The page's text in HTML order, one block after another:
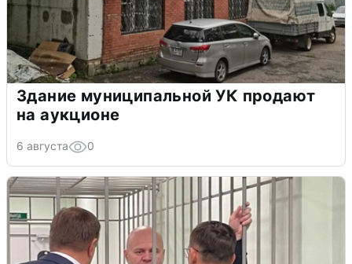
Здание муниципальной УК продают
на аукционе
6 августа 0